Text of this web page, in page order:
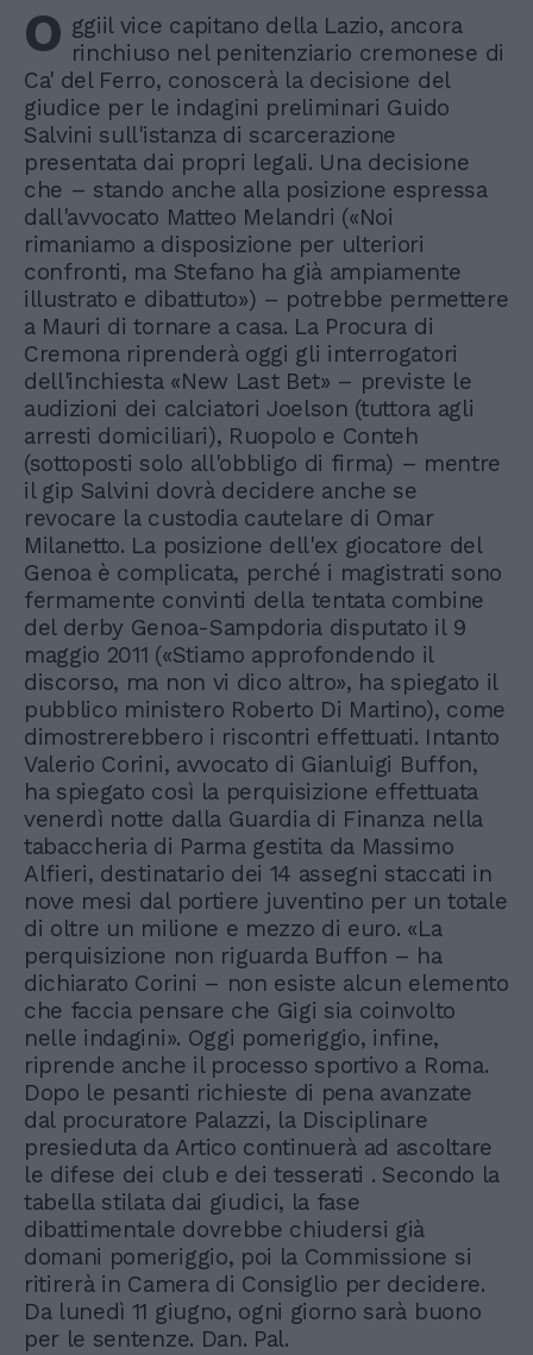
O ggiil vice capitano della Lazio, ancora
rinchiuso nel penitenziario cremonese di
Ca' del Ferro, conoscerà la decisione del
giudice per le indagini preliminari Guido
Salvini sull'istanza di scarcerazione
presentata dai propri legali. Una decisione
che – stando anche alla posizione espressa
dall'avvocato Matteo Melandri («Noi
rimaniamo a disposizione per ulteriori
confronti, ma Stefano ha già ampiamente
illustrato e dibattuto») – potrebbe permettere
a Mauri di tornare a casa. La Procura di
Cremona riprenderà oggi gli interrogatori
dell'inchiesta «New Last Bet» – previste le
audizioni dei calciatori Joelson (tuttora agli
arresti domiciliari), Ruopolo e Conteh
(sottoposti solo all'obbligo di firma) – mentre
il gip Salvini dovrà decidere anche se
revocare la custodia cautelare di Omar
Milanetto. La posizione dell'ex giocatore del
Genoa è complicata, perché i magistrati sono
fermamente convinti della tentata combine
del derby Genoa-Sampdoria disputato il 9
maggio 2011 («Stiamo approfondendo il
discorso, ma non vi dico altro», ha spiegato il
pubblico ministero Roberto Di Martino), come
dimostrerebbero i riscontri effettuati. Intanto
Valerio Corini, avvocato di Gianluigi Buffon,
ha spiegato così la perquisizione effettuata
venerdì notte dalla Guardia di Finanza nella
tabaccheria di Parma gestita da Massimo
Alfieri, destinatario dei 14 assegni staccati in
nove mesi dal portiere juventino per un totale
di oltre un milione e mezzo di euro. «La
perquisizione non riguarda Buffon – ha
dichiarato Corini – non esiste alcun elemento
che faccia pensare che Gigi sia coinvolto
nelle indagini». Oggi pomeriggio, infine,
riprende anche il processo sportivo a Roma.
Dopo le pesanti richieste di pena avanzate
dal procuratore Palazzi, la Disciplinare
presieduta da Artico continuerà ad ascoltare
le difese dei club e dei tesserati . Secondo la
tabella stilata dai giudici, la fase
dibattimentale dovrebbe chiudersi già
domani pomeriggio, poi la Commissione si
ritirerà in Camera di Consiglio per decidere.
Da lunedì 11 giugno, ogni giorno sarà buono
per le sentenze. Dan. Pal.